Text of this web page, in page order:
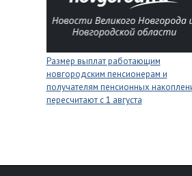
Размер выплат работающим
новгородским пенсионерам и
получателям пенсионных
пересчитают с 1 августа